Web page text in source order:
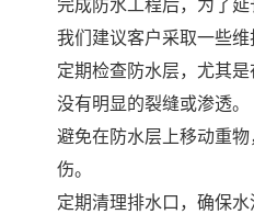
完成防水工程后，为了延
我们建议客户采取一些维
定期检查防水层，尤其
没有明显的裂缝或渗透。
避免在防水层上移动重
伤。
定期清理排水口，确保水